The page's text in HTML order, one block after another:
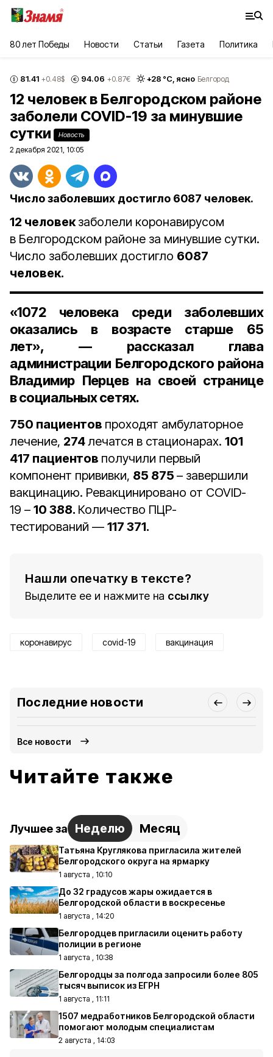
80 лет Победы Новости Статьи Газета Политика
81.41 +0.48$ 94.06 +0.87€ +28 °С, ясно Белгород
12 человек в Белгородском районе
заболели COVID-19 за минувшие
сутки
Новость
2 декабря 2021, 10:05
Число заболевших достигло 6087 человек.
12 человекзаболели коронавирусом
в Белгородском районе за минувшие сутки.
Число заболевших достигло 6087
человек.
«1072 человека среди заболевших
оказались в возрасте старше 65
лет», — рассказал глава
администрации Белгородского района
Владимир Перцевна своей странице
в социальных сетях.
750 пациентов проходят амбулаторное
лечение, 274лечатся в стационарах. 101
417 пациентов получили первый
компонент прививки, 85 875 – завершили
вакцинацию. Ревакцинировано от COVID-
19 – 10 388. Количество ПЦР-
тестирований — 117 371.
Нашли опечатку в тексте?
Выделите ее и нажмите на ссылку
коронавирус covid-19 вакцинация
Последние новости
Все новости
Читайте также
Лучшее за Неделю Месяц
Татьяна Круглякова пригласила жителей
Белгородского округа на ярмарку
1 августа , 10:10
До 32 градусов жары ожидается в
Белгородской области в воскресенье
1 августа , 14:20
Белгородцев пригласили оценить работу
полиции в регионе
1 августа , 10:38
Белгородцы за полгода запросили более 805
тысяч выписок из ЕГРН
1 августа , 11:11
1507 медработников Белгородской области
помогают молодым специалистам
2 августа , 14:03